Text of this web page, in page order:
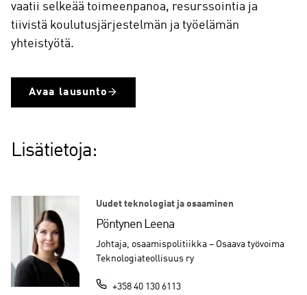
vaatii selkeää toimeenpanoa, resurssointia ja
tiivistä koulutusjärjestelmän ja työelämän
yhteistyötä.
Avaa lausunto
Lisätietoja:
Uudet teknologiat ja osaaminen
Pöntynen Leena
Johtaja, osaamispolitiikka – Osaava työvoima
Teknologiateollisuus ry
+358 40 130 6113